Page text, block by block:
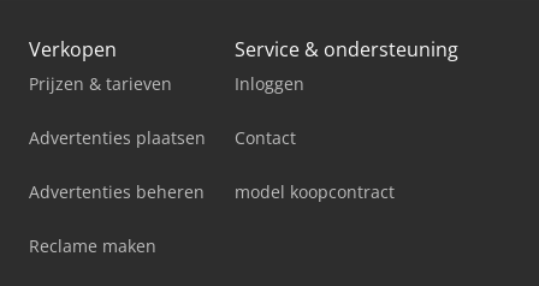
Verkopen
Prijzen & tarieven
Advertenties plaatsen
Advertenties beheren
Reclame maken
Service & ondersteuning
Inloggen
Contact
model koopcontract